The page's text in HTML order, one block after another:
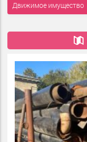
Движимое имущество